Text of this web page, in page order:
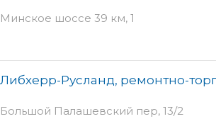
Минское шоссе 39 км, 1
Либхерр-Русланд, ремонтно-
Большой Палашевский пер, 13/2